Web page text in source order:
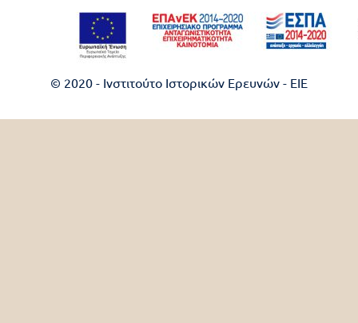
© 2020 - Ινστιτούτο Ιστορικών Ερευνών - EIE